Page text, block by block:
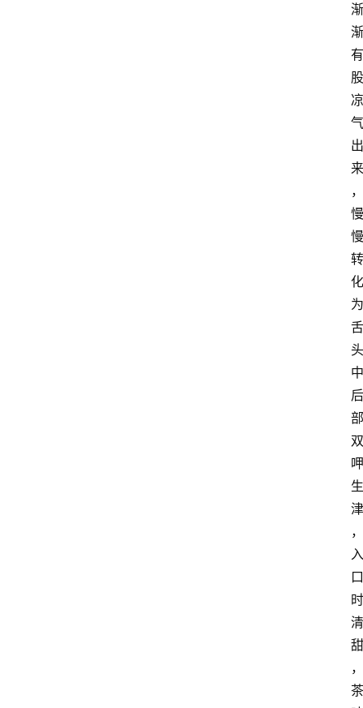
渐
渐
有
股
凉
气
出
来
，
慢
慢
转
化
为
舌
头
中
后
部
双
呷
生
津
，
入
口
时
清
甜
，
茶